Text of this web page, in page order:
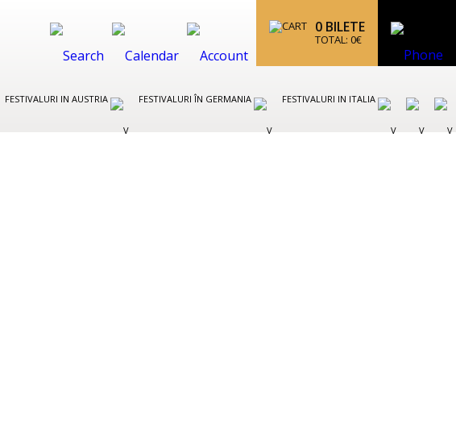
0 BILETE
TOTAL: 0€
FESTIVALURI IN AUSTRIA FESTIVALURI ÎN GERMANIA FESTIVALURI IN ITALIA